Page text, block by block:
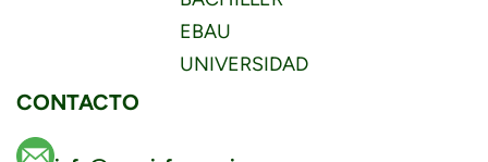
EBAU
UNIVERSIDAD
CONTACTO